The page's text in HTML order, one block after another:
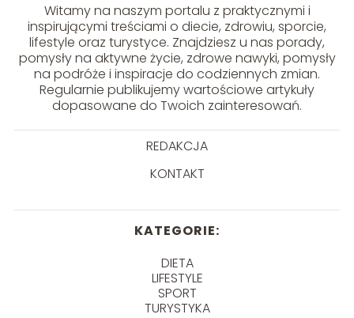
Witamy na naszym portalu z praktycznymi i
inspirującymi treściami o diecie, zdrowiu, sporcie,
lifestyle oraz turystyce. Znajdziesz u nas porady,
pomysły na aktywne życie, zdrowe nawyki, pomysły
na podróże i inspiracje do codziennych zmian.
Regularnie publikujemy wartościowe artykuły
dopasowane do Twoich zainteresowań.
REDAKCJA
KONTAKT
KATEGORIE:
DIETA
LIFESTYLE
SPORT
TURYSTYKA